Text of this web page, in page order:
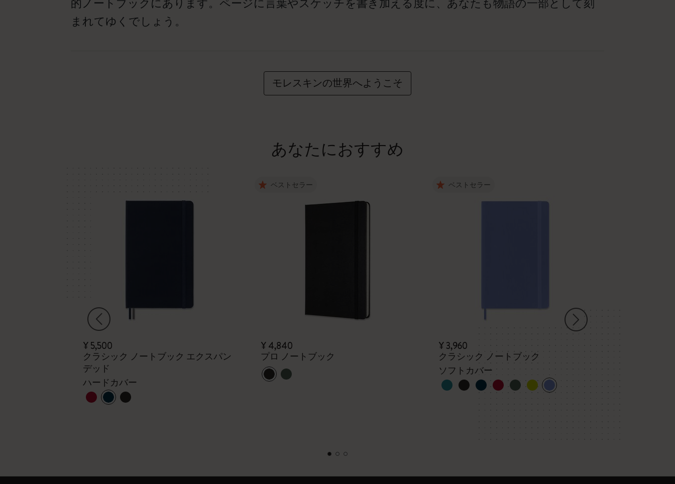
的ノートブックにあります。ページに言葉やスケッチを書き加える度に、あなたも物語の一部として刻
まれてゆくでしょう。
モレスキンの世界へようこそ
あなたにおすすめ
¥ 5,500
クラシック ノートブック エクスパン
デッド
ハードカバー
ベストセラー
¥ 4,840
プロ ノートブック
ベストセラー
¥ 3,960
クラシック ノートブック
ソフトカバー